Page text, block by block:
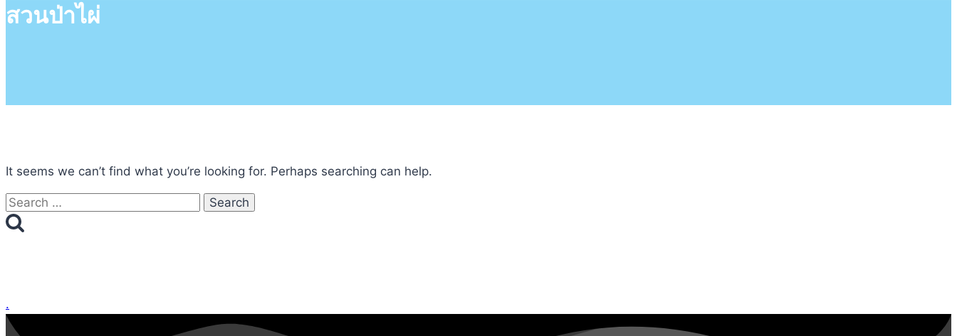
สวนป่าไผ่
It seems we can’t find what you’re looking for. Perhaps searching can help.
Search
for:
.